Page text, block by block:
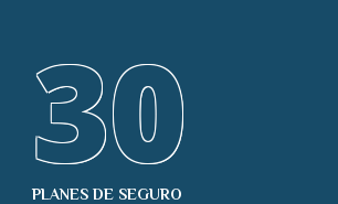
30
PLANES DE SEGURO